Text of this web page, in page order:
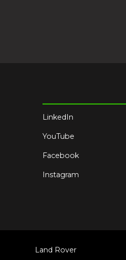
LinkedIn
YouTube
Facebook
Instagram
Land Rover